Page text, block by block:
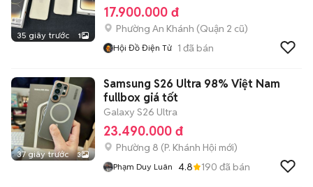
35 giây trước 1
17.900.000 đ
Phường An Khánh (Quận 2 cũ)
Hội Đồ Điện Tử 1 đã bán
37 giây trước 3
Samsung S26 Ultra 98% Việt Nam
fullbox giá tốt
Galaxy S26 Ultra
23.490.000 đ
Phường 8 (P. Khánh Hội mới)
Phạm Duy Luân 4.8 190 đã bán